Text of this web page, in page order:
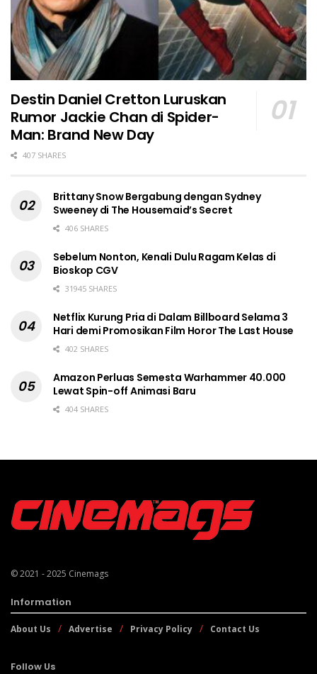
Destin Daniel Cretton Luruskan
Rumor Jackie Chan di Spider-
Man: Brand New Day
407 SHARES
Brittany Snow Bergabung dengan Sydney
Sweeney di The Housemaid’s Secret
406 SHARES
Sebelum Nonton, Kenali Dulu Ragam Kelas di
Bioskop CGV
31945 SHARES
Netflix Kurung Pria di Dalam Billboard Selama 3
Hari demi Promosikan Film Horor The Last House
402 SHARES
Amazon Perluas Semesta Warhammer 40.000
Lewat Spin-off Animasi Baru
404 SHARES
© 2021 - 2025 Cinemags
Information
About Us Advertise Privacy Policy Contact Us
Follow Us